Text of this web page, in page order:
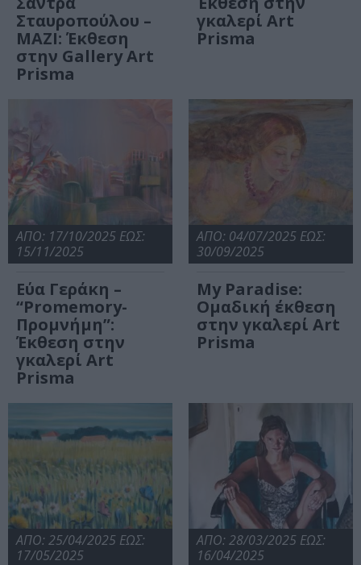
Σταυροπούλου –
ΜΑΖΙ: Έκθεση
στην Gallery Art
Prisma
γκαλερί Art
Prisma
ΑΠΟ: 17/10/2025 ΕΩΣ:
15/11/2025
Εύα Γεράκη –
“Promemory-
Προμνήμη”:
Έκθεση στην
γκαλερί Art
Prisma
ΑΠΟ: 04/07/2025 ΕΩΣ:
30/09/2025
My Paradise:
Ομαδική έκθεση
στην γκαλερί Art
Prisma
ΑΠΟ: 25/04/2025 ΕΩΣ:
17/05/2025
ΑΠΟ: 28/03/2025 ΕΩΣ:
16/04/2025